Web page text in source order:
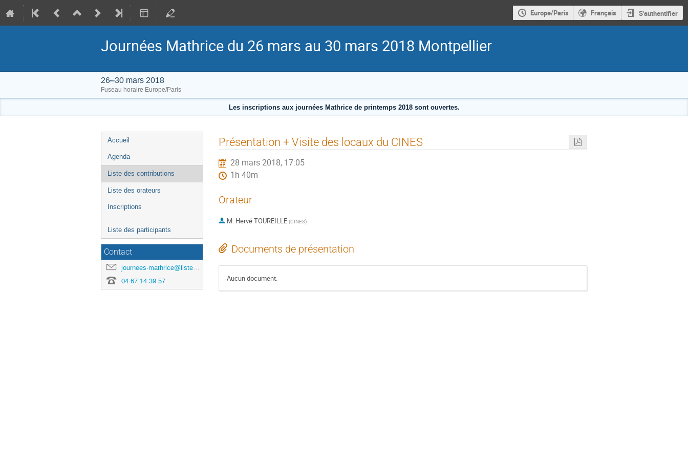
Europe/Paris Français S'authentifier
Journées Mathrice du 26 mars au 30 mars 2018 Montpellier
26–30 mars 2018
Fuseau horaire Europe/Paris
Les inscriptions aux journées Mathrice de printemps 2018 sont ouvertes.
Menu
de
l'événement
Accueil
Agenda
Liste des contributions
Liste des orateurs
Inscriptions
Liste des participants
Contact
journees-mathrice@listes.mathrice.fr
04 67 14 39 57
Présentation + Visite des locaux du CINES
28 mars 2018, 17:05
1h 40m
Orateur
M. Hervé TOUREILLE (CINES)
Documents de présentation
Aucun document.